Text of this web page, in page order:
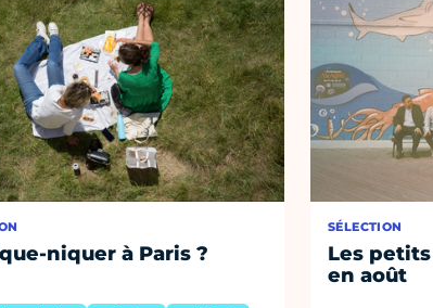
niquer à Paris ?
SÉLECTION
Les
en août